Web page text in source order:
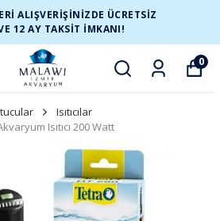
ALIŞVERİŞİNİZDE ÜCRETSİZ
12 AY TAKSİT İMKANI!
0
Isıtıcılar
Isıtıcı 200 Watt